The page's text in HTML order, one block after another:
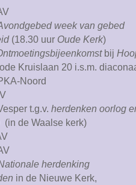
week van gebed
(18.30 uur Oude Kerk)
bij
Kruislaan 20 i.s.m.
Noord
t.g.v. herdenken oorlog
(in de Waalse kerk)
herdenking
in de Nieuwe Kerk,